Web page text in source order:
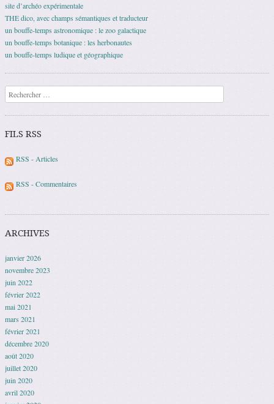
site d’archéo expérimentale
THE dico, avec champs sémantiques et traducteur
un bouffe-temps astronomique : le zoo galactique
un bouffe-temps botanique : les herbonautes
un bouffe-temps ludique et géographique
Recherche
FILS RSS
RSS - Articles
RSS - Commentaires
ARCHIVES
janvier 2026
novembre 2023
juin 2022
février 2022
mai 2021
mars 2021
février 2021
décembre 2020
août 2020
juillet 2020
juin 2020
avril 2020